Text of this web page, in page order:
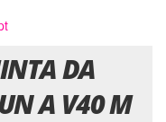
DA
A V40 M